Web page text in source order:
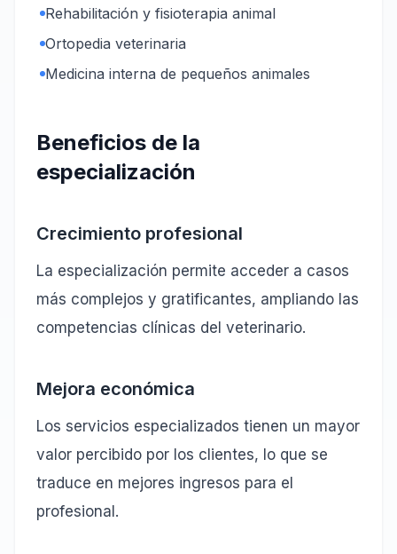
Rehabilitación y fisioterapia animal
Ortopedia veterinaria
Medicina interna de pequeños animales
Beneficios de la
especialización
Crecimiento profesional
La especialización permite acceder a casos
más complejos y gratificantes, ampliando las
competencias clínicas del veterinario.
Mejora económica
Los servicios especializados tienen un mayor
valor percibido por los clientes, lo que se
traduce en mejores ingresos para el
profesional.